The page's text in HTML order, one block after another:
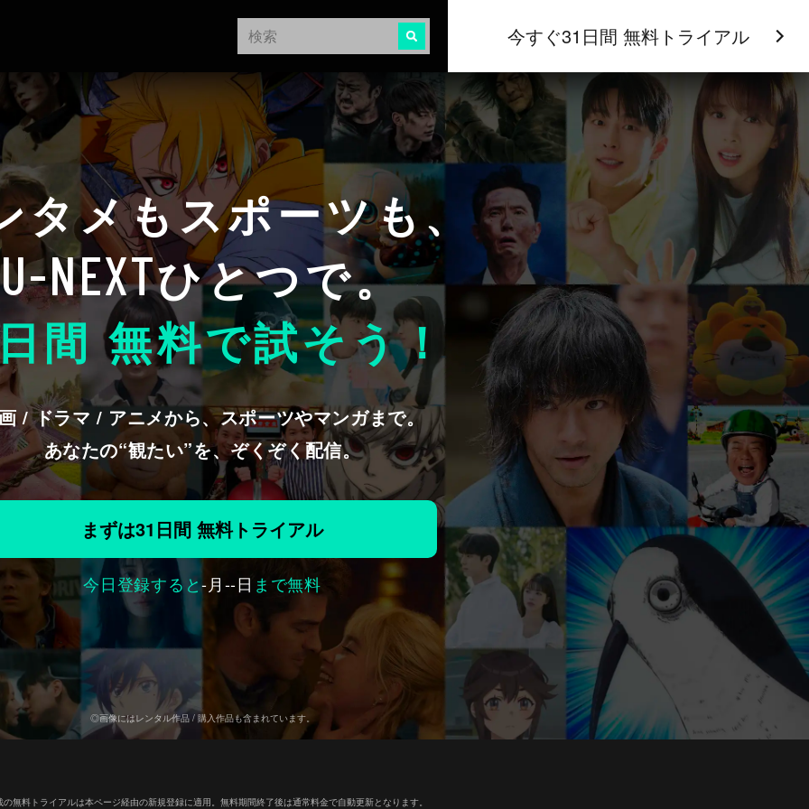
今すぐ31日間 無料トライアル
タメもスポーツも、
U-NEXTひとつで。
間 無料で試そう！
/ ドラマ / アニメから、スポーツやマンガまで。
あなたの“観たい”を、ぞくぞく配信。
まずは31日間 無料トライアル
今日登録すると-月--日 まで無料
◎画像にはレンタル作品 / 購入作品も含まれています。
無料トライアルは本ページ経由の新規登録に適用。無料期間終了後は通常料金で自動更新となります。